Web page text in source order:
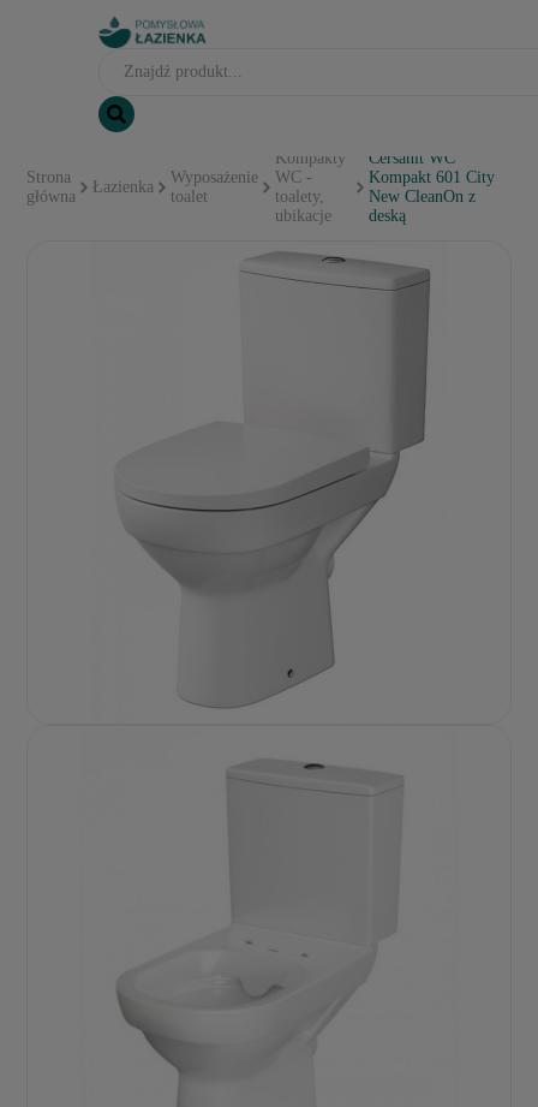
Strona
główna
Łazienka
Wyposażenie
toalet
Kompakty
WC -
toalety,
ubikacje
Cersanit WC
Kompakt 601 City
New CleanOn z
deską